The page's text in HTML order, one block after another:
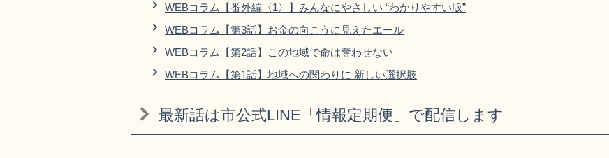
WEBコラム【番外編〈1〉】みんなにやさしい “わかりやすい版”
WEBコラム【第3話】お金の向こうに見えたエール
WEBコラム【第2話】この地域で命は奪わせない
WEBコラム【第1話】地域への関わりに 新しい選択肢
最新話は市公式LINE「情報定期便」で配信します